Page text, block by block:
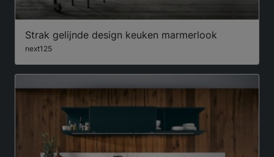
Strak gelijnde design keuken marmerlook
next125